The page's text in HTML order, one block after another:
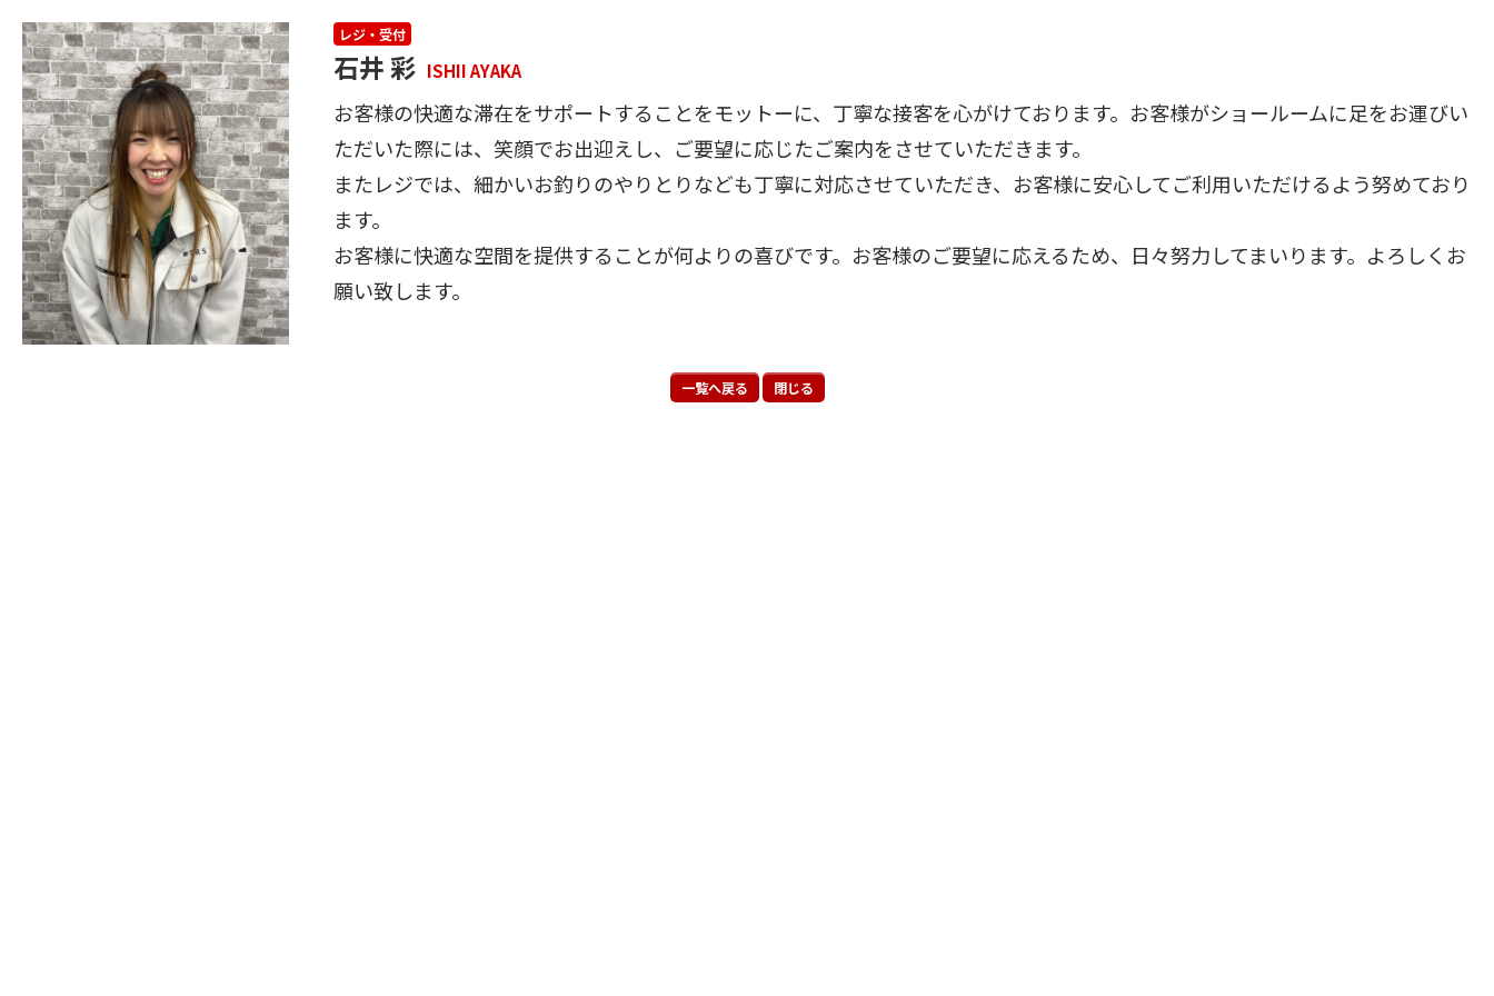
レジ・受付
石井 彩 ISHII AYAKA
お客様の快適な滞在をサポートすることをモットーに、丁寧な接客を心がけております。お客様がショールームに足をお運びい
ただいた際には、笑顔でお出迎えし、ご要望に応じたご案内をさせていただきます。
またレジでは、細かいお釣りのやりとりなども丁寧に対応させていただき、お客様に安心してご利用いただけるよう努めており
ます。
お客様に快適な空間を提供することが何よりの喜びです。お客様のご要望に応えるため、日々努力してまいります。よろしくお
願い致します。
一覧へ戻る 閉じる